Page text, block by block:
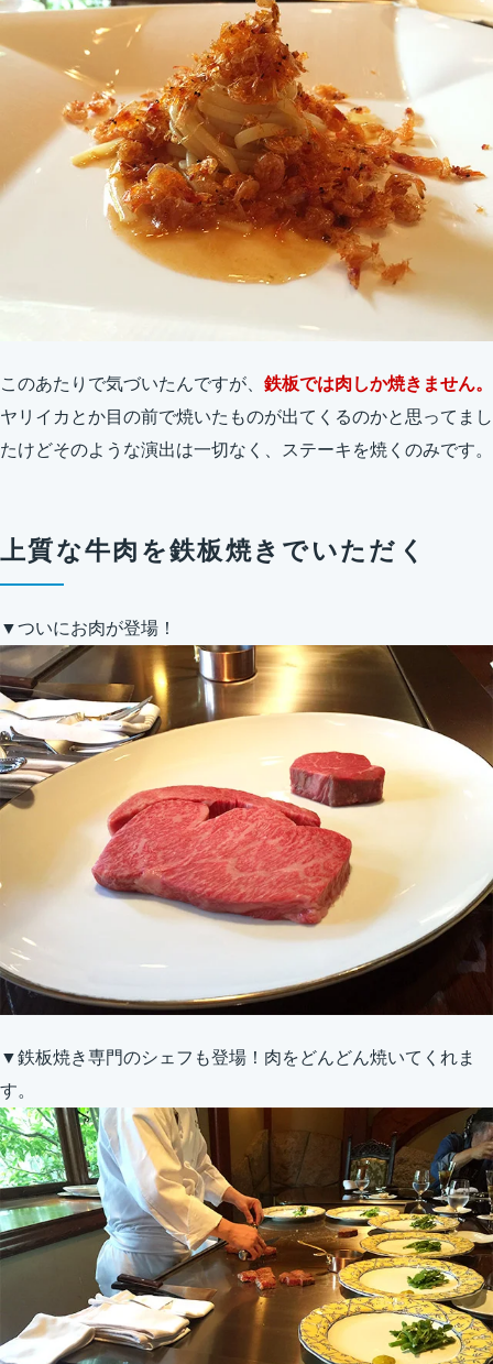
このあたりで気づいたんですが、 鉄板では肉しか焼きません。
ヤリイカとか目の前で焼いたものが出てくるのかと思ってまし
たけどそのような演出は一切なく、ステーキを焼くのみです。
上質な牛肉を鉄板焼きでいただく
▼ついにお肉が登場！
▼鉄板焼き専門のシェフも登場！肉をどんどん焼いてくれま
す。